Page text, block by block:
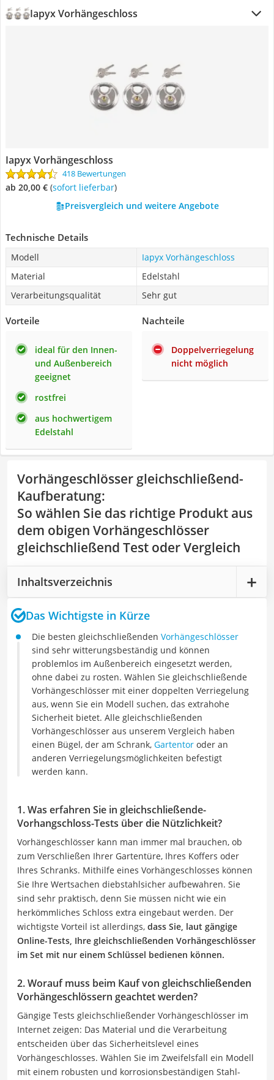
Iapyx Vorhängeschloss
Iapyx Vorhängeschloss
418 Bewertungen
ab 20,00 € ( Sofort lieferbar)
Preisvergleich und weitere Angebote
Technische Details
Modell
Iapyx Vorhängeschloss
Material
Edelstahl
Verarbeitungsqualität
Sehr gut
Vorteile
ideal für den Innen-
und Außenbereich
geeignet
rostfrei
aus hochwertigem
Edelstahl
Nachteile
Doppelverriegelung
nicht möglich
Vorhängeschlösser gleichschließend-
Kaufberatung:
So wählen Sie das richtige Produkt aus
dem obigen Vorhängeschlösser
gleichschließend Test oder Vergleich
Inhaltsverzeichnis
Das Wichtigste in Kürze
Die besten gleichschließenden Vorhängeschlösser
sind sehr witterungsbeständig und können
problemlos im Außenbereich eingesetzt werden,
ohne dabei zu rosten. Wählen Sie gleichschließende
Vorhängeschlösser mit einer doppelten Verriegelung
aus, wenn Sie ein Modell suchen, das extrahohe
Sicherheit bietet. Alle gleichschließenden
Vorhängeschlösser aus unserem Vergleich haben
einen Bügel, der am Schrank, Gartentor oder an
anderen Verriegelungsmöglichkeiten befestigt
werden kann.
1. Was erfahren Sie in gleichschließende-
Vorhangschloss-Tests über die Nützlichkeit?
Vorhängeschlösser kann man immer mal brauchen, ob
zum Verschließen Ihrer Gartentüre, Ihres Koffers oder
Ihres Schranks. Mithilfe eines Vorhängeschlosses können
Sie Ihre Wertsachen diebstahlsicher aufbewahren. Sie
sind sehr praktisch, denn Sie müssen nicht wie ein
herkömmliches Schloss extra eingebaut werden. Der
wichtigste Vorteil ist allerdings, dass Sie, laut gängige
Online-Tests, Ihre gleichschließenden Vorhängeschlösser
im Set mit nur einem Schlüssel bedienen können.
2. Worauf muss beim Kauf von gleichschließenden
Vorhängeschlössern geachtet werden?
Gängige Tests gleichschließender Vorhängeschlösser im
Internet zeigen: Das Material und die Verarbeitung
entscheiden über das Sicherheitslevel eines
Vorhängeschlosses. Wählen Sie im Zweifelsfall ein Modell
mit einem robusten und korrosionsbeständigen Stahl-